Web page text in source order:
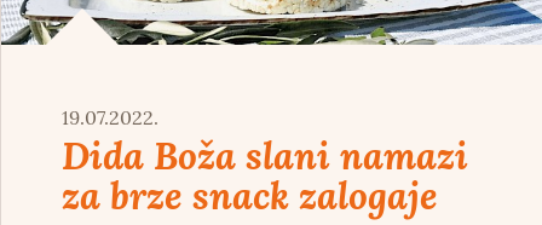
19.07.2022.
Dida Boža slani namazi
za brze snack zalogaje